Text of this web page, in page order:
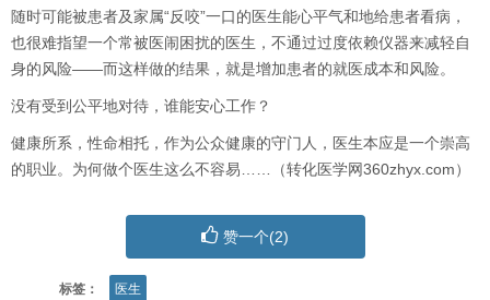
随时可能被患者及家属“反咬”一口的医生能心平气和地给患者看病，
也很难指望一个常被医闹困扰的医生，不通过过度依赖仪器来减轻自
身的风险――而这样做的结果，就是增加患者的就医成本和风险。
没有受到公平地对待，谁能安心工作？
健康所系，性命相托，作为公众健康的守门人，医生本应是一个崇高
的职业。为何做个医生这么不容易……（转化医学网360zhyx.com）
赞一个(2)
标签： 医生